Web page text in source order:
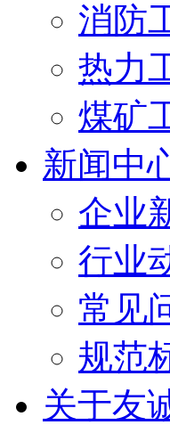
消防
热力
煤矿
新闻中
企业
行业
常见
规范
关于友